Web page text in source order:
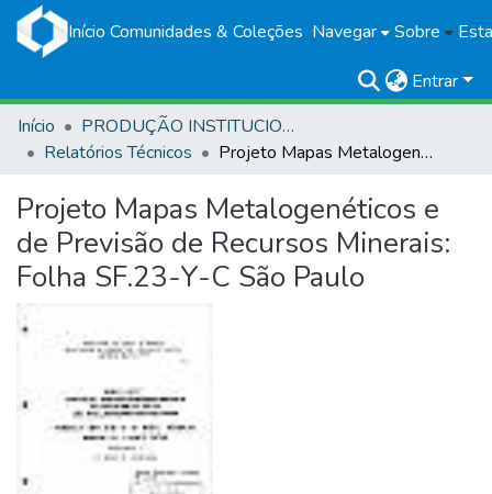
Início Comunidades & Coleções Navegar Sobre
Entrar
Início
PRODUÇÃO INSTITUCIONAL
Relatórios Técnicos
Projeto Mapas Metalogenéticos e de Previsão de Recursos Minerais: Folha SF.23-Y-C São Paulo
Projeto Mapas Metalogenéticos e
de Previsão de Recursos Minerais:
Folha SF.23-Y-C São Paulo